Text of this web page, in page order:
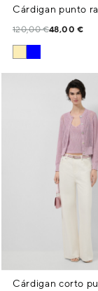
120,00 €48,00 €